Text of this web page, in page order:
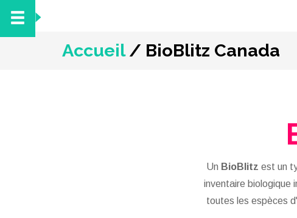
Accueil/ BioBlitz Canada
Un BioBlitz est un
inventaire biologique
toutes les espèces